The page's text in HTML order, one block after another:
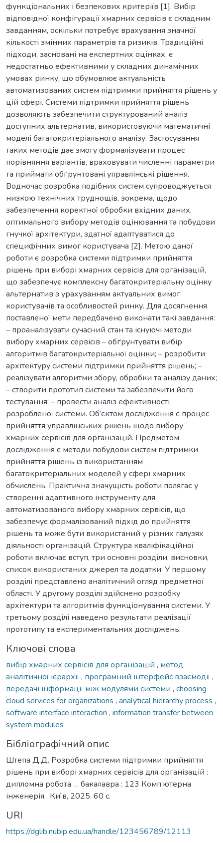
функціональних і безпекових критеріїв [1]. Вибір
відповідної конфігурації хмарних сервісів є складним
завданням, оскільки потребує врахування значної
кількості змінних параметрів та ризиків. Традиційні
підходи, засновані на експертних оцінках, є
недостатньо ефективними у складних динамічних
умовах ринку, що обумовлює актуальність
автоматизованих систем підтримки прийняття рішень у
цій сфері. Системи підтримки прийняття рішень
дозволяють забезпечити структурований аналіз
доступних альтернатив, використовуючи математичні
моделі багатокритеріального аналізу. Застосування
таких методів дає змогу формалізувати процес
порівняння варіантів, враховувати численні параметри
та приймати обґрунтовані управлінські рішення.
Водночас розробка подібних систем супроводжується
низкою технічних труднощів, зокрема, щодо
забезпечення коректної обробки вхідних даних,
оптимального вибору методів оцінювання та побудови
гнучкої архітектури, здатної адаптуватися до
специфічних вимог користувача [2]. Метою даної
роботи є розробка системи підтримки прийняття
рішень при виборі хмарних сервісів для організацій,
що забезпечує комплексну багатокритеріальну оцінку
альтернатив з урахуванням актуальних вимог
користувачів та особливостей ринку. Для досягнення
поставленої мети передбачено виконати такі завдання:
– проаналізувати сучасний стан та існуючі методи
вибору хмарних сервісів – обґрунтувати вибір
алгоритмів багатокритеріальної оцінки; – розробити
архітектуру системи підтримки прийняття рішень; –
реалізувати алгоритми збору, обробки та аналізу даних;
– створити прототип системи та забезпечити його
тестування; – провести аналіз ефективності
розробленої системи. Об’єктом дослідження є процес
прийняття управлінських рішень щодо вибору
хмарних сервісів для організацій. Предметом
дослідження є методи побудови систем підтримки
прийняття рішень із використанням
багатокритеріальних моделей у сфері хмарних
обчислень. Практична значущість роботи полягає у
створенні адаптивного інструменту для
автоматизованого вибору хмарних сервісів, що
забезпечує формалізований підхід до прийняття
рішень та може бути використаний у різних галузях
діяльності організацій. Структура кваліфікаційної
роботи включає вступ, три основні розділи, висновки,
список використаних джерел та додатки. У першому
розділі представлено аналітичний огляд предметної
області. У другому розділі здійснено розробку
архітектури та алгоритмів функціонування системи. У
третьому розділі наведено результати реалізації
прототипу та експериментальних досліджень.
Ключові слова
вибір хмарних сервісів для організацій , метод
аналітичної ієрархії, програмний інтерфейс взаємодії,
передачі інформації між модулями системи , choosing
cloud services for organizations , analytical hierarchy process ,
software interface interaction , information transfer between
system modules
Бібліографічний опис
Штепа Д.Д. Розробка системи підтримки прийняття
рішень при виборі хмарних сервісів для організацій :
дипломна робота … бакалавра : 123 Комп’ютерна
інженерія . Київ, 2025. 60 с.
URI
https://dglib.nubip.edu.ua/handle/123456789/12113